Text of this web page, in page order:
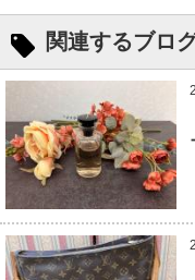
関連するブロ